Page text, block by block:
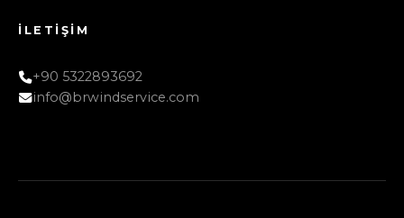
İLETİŞİM
+90 5322893692
info@brwindservice.com